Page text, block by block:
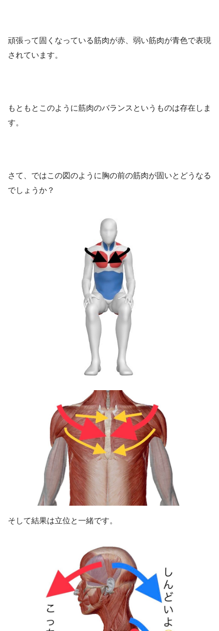
頑張って固くなっている筋肉が赤、弱い筋肉が青色で表現
されています。
もともとこのように筋肉のバランスというものは存在しま
す。
さて、ではこの図のように胸の前の筋肉が固いとどうなる
でしょうか？
そして結果は立位と一緒です。